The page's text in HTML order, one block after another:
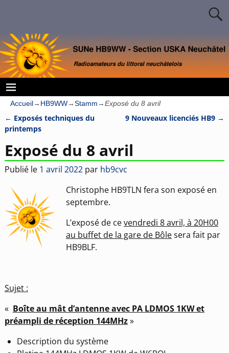
Accueil→ HB9WW→Stamm→Exposé du 8 avril
Navigation des articles
← Exposés techniques du
printemps
9 Nouveaux licenciés HB9 →
Exposé du 8 avril
Publié le 1 avril 2022 par hb9cvc
Christophe HB9TLN fera son exposé en
septembre.
L’exposé de cevendredi 8 avril, à 20H00
au buffet de la gare de Bôlesera fait par
HB9BLF.
Sujet :
« Boîte au mât d’antenne avec PA LDMOS 1KW et
préampli de réception 144MHz»
Description du système